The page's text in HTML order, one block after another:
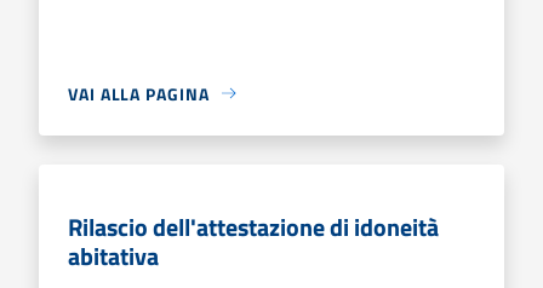
VAI ALLA PAGINA
Rilascio dell'attestazione di idoneità
abitativa